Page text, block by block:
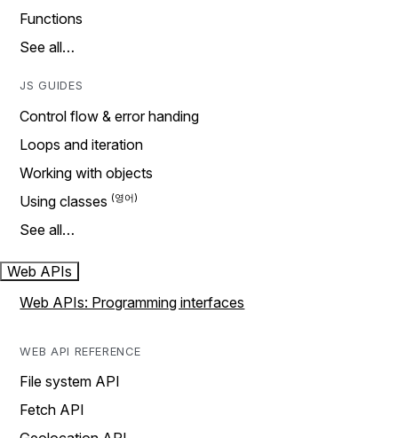
Functions
See all…
JS GUIDES
Control flow & error handing
Loops and iteration
Working with objects
Using classes
See all…
Web APIs
Web APIs: Programming interfaces
WEB API REFERENCE
File system API
Fetch API